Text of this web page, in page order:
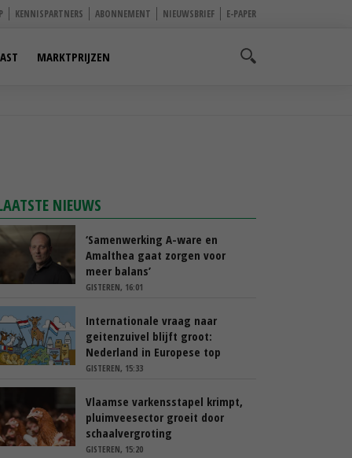
KENNISPARTNERS ABONNEMENT NIEUWSBRIEF E-PAPER
MARKTPRIJZEN
NIEUWS
‘Samenwerking A-ware en
Amalthea gaat zorgen voor
meer balans’
GISTEREN, 16:01
Internationale vraag naar
geitenzuivel blijft groot:
Nederland in Europese top
GISTEREN, 15:33
Vlaamse varkensstapel krimpt,
pluimveesector groeit door
schaalvergroting
GISTEREN, 15:20